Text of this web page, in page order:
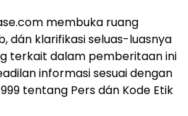
membuka ruang
dán klarifikasi seluas-luasnya
terkait dalam pemberitaan ini
informasi sesuai dengan
tentang Pers dán Kode Etik